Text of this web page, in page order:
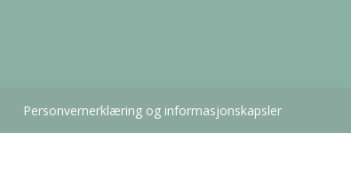
Personvernerklæring og informasjonskapsler